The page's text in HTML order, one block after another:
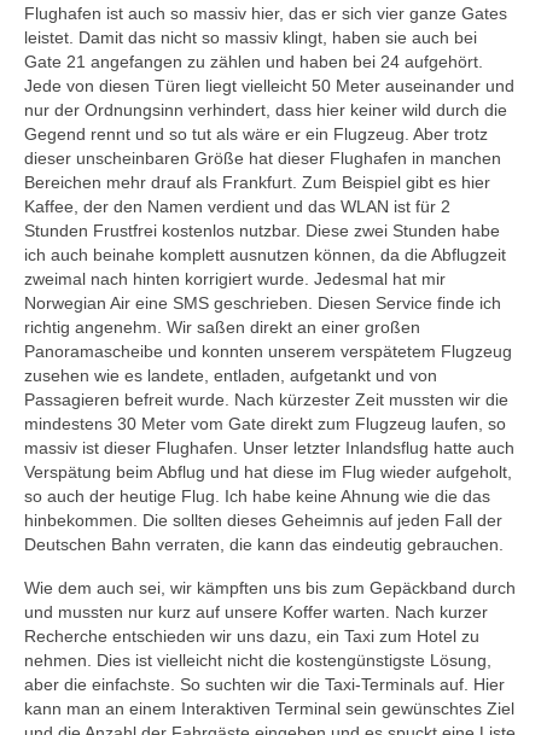
Flughafen ist auch so massiv hier, das er sich vier ganze Gates
leistet. Damit das nicht so massiv klingt, haben sie auch bei
Gate 21 angefangen zu zählen und haben bei 24 aufgehört.
Jede von diesen Türen liegt vielleicht 50 Meter auseinander und
nur der Ordnungsinn verhindert, dass hier keiner wild durch die
Gegend rennt und so tut als wäre er ein Flugzeug. Aber trotz
dieser unscheinbaren Größe hat dieser Flughafen in manchen
Bereichen mehr drauf als Frankfurt. Zum Beispiel gibt es hier
Kaffee, der den Namen verdient und das WLAN ist für 2
Stunden Frustfrei kostenlos nutzbar. Diese zwei Stunden habe
ich auch beinahe komplett ausnutzen können, da die Abflugzeit
zweimal nach hinten korrigiert wurde. Jedesmal hat mir
Norwegian Air eine SMS geschrieben. Diesen Service finde ich
richtig angenehm. Wir saßen direkt an einer großen
Panoramascheibe und konnten unserem verspätetem Flugzeug
zusehen wie es landete, entladen, aufgetankt und von
Passagieren befreit wurde. Nach kürzester Zeit mussten wir die
mindestens 30 Meter vom Gate direkt zum Flugzeug laufen, so
massiv ist dieser Flughafen. Unser letzter Inlandsflug hatte auch
Verspätung beim Abflug und hat diese im Flug wieder aufgeholt,
so auch der heutige Flug. Ich habe keine Ahnung wie die das
hinbekommen. Die sollten dieses Geheimnis auf jeden Fall der
Deutschen Bahn verraten, die kann das eindeutig gebrauchen.
Wie dem auch sei, wir kämpften uns bis zum Gepäckband durch
und mussten nur kurz auf unsere Koffer warten. Nach kurzer
Recherche entschieden wir uns dazu, ein Taxi zum Hotel zu
nehmen. Dies ist vielleicht nicht die kostengünstigste Lösung,
aber die einfachste. So suchten wir die Taxi-Terminals auf. Hier
kann man an einem Interaktiven Terminal sein gewünschtes Ziel